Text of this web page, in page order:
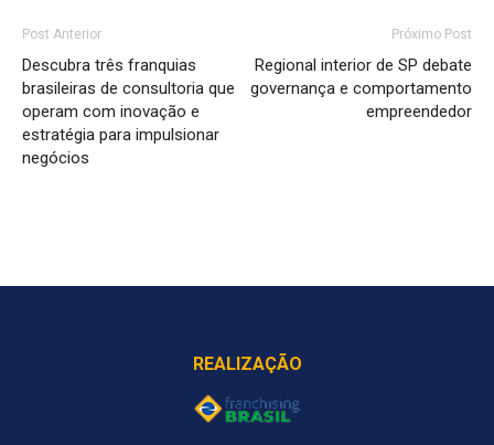
Post Anterior
Descubra três franquias
brasileiras de consultoria que
operam com inovação e
estratégia para impulsionar
negócios
Próximo Post
Regional interior de SP debate
governança e comportamento
empreendedor
REALIZAÇÃO